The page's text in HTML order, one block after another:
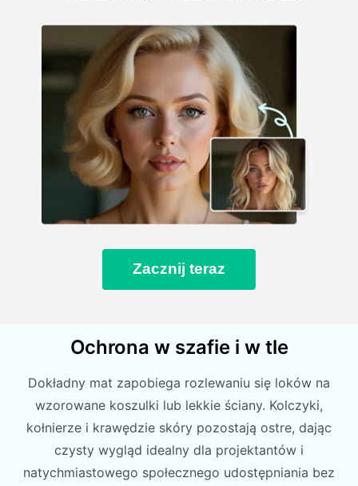
Zacznij teraz
Ochrona w szafie i w tle
Dokładny mat zapobiega rozlewaniu się loków na
wzorowane koszulki lub lekkie ściany. Kolczyki,
kołnierze i krawędzie skóry pozostają ostre, dając
czysty wygląd idealny dla projektantów i
natychmiastowego społecznego udostępniania bez